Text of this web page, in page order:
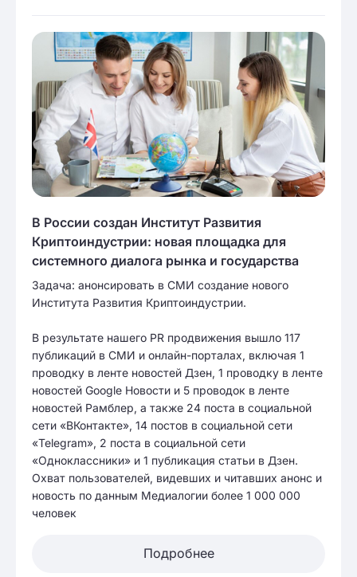
В России создан Институт Развития
Криптоиндустрии: новая площадка для
системного диалога рынка и государства
Задача: анонсировать в СМИ создание нового
Института Развития Криптоиндустрии.
В результате нашего PR продвижения вышло 117
публикаций в СМИ и онлайн-порталах, включая 1
проводку в ленте новостей Дзен, 1 проводку в ленте
новостей Google Новости и 5 проводок в ленте
новостей Рамблер, а также 24 поста в социальной
сети «ВКонтакте», 14 постов в социальной сети
«Telegram», 2 поста в социальной сети
«Одноклассники» и 1 публикация статьи в Дзен.
Охват пользователей, видевших и читавших анонс и
новость по данным Медиалогии более 1 000 000
человек
Подробнее